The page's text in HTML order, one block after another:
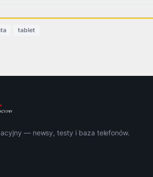
tablet
— newsy, testy i baza telefonów.